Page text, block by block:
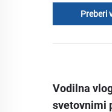
izdelke.
Preberi
Vodilna
svetovnimi